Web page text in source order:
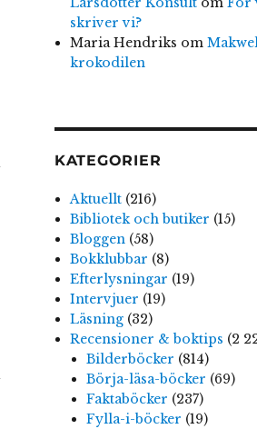
skriver vi?
Maria Hendriks om
krokodilen
KATEGORIER
Aktuellt (216)
Bibliotek och butiker (15)
Bloggen (58)
Bokklubbar (8)
Efterlysningar (19)
Intervjuer (19)
Läsning (32)
Recensioner & boktips (2
Bilderböcker (814)
Börja-läsa-böcker (69)
Faktaböcker (237)
Fylla-i-böcker (19)